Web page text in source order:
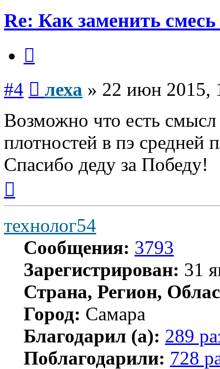
Re: Как заменить
#4 леха » 22 июн 2015,
Возможно что есть смысл
плотностей в пэ средней
Спасибо деду за Победу!
началу
технолог54
Сообщения: 3793
Зарегистрирован: 31
Страна, Регион,
Город: Самара
Благодарил (а): 289
Поблагодарили: 728